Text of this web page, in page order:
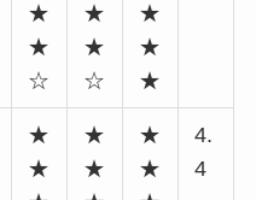
★
★
☆
★
★
☆
★
★
★
★
★
★
★
★
★
4.
4